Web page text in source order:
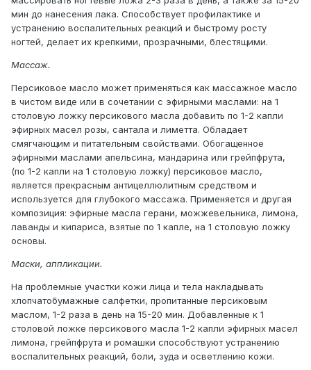
мин до нанесения лака. Способствует профилактике и
устранению воспалительных реакций и быстрому росту
ногтей, делает их крепкими, прозрачными, блестящими.
Массаж.
Персиковое масло может применяться как массажное масло
в чистом виде или в сочетании с эфирными маслами: на 1
столовую ложку персикового масла добавить по 1-2 капли
эфирных масел розы, сантала и лиметта. Обладает
смягчающим и питательным свойствами. Обогащенное
эфирными маслами апельсина, мандарина или грейпфрута,
(по 1-2 капли на 1 столовую ложку) персиковое масло,
является прекрасным антицеллюлитным средством и
используется для глубокого массажа. Применяется и другая
композиция: эфирные масла герани, можжевельника, лимона,
лаванды и кипариса, взятые по 1 капле, на 1 столовую ложку
основы.
Маски, аппликации.
На проблемные участки кожи лица и тела накладывать
хлопчатобумажные салфетки, пропитанные персиковым
маслом, 1-2 раза в день на 15-20 мин. Добавленные к 1
столовой ложке персикового масла 1-2 капли эфирных масел
лимона, грейпфрута и ромашки способствуют устранению
воспалительных реакций, боли, зуда и осветлению кожи.